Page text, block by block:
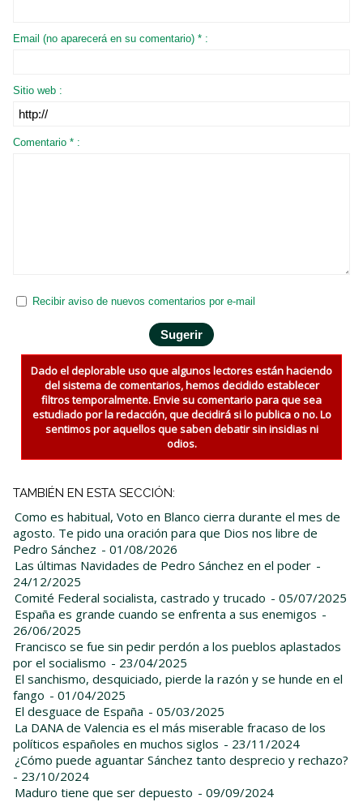
Email (no aparecerá en su comentario) * :
Sitio web :
Comentario * :
Recibir aviso de nuevos comentarios por e-mail
Dado el deplorable uso que algunos lectores están haciendo
del sistema de comentarios, hemos decidido establecer
filtros temporalmente. Envie su comentario para que sea
estudiado por la redacción, que decidirá si lo publica o no. Lo
sentimos por aquellos que saben debatir sin insidias ni
odios.
TAMBIÉN EN ESTA SECCIÓN:
Como es habitual, Voto en Blanco cierra durante el mes de
agosto. Te pido una oración para que Dios nos libre de
Pedro Sánchez - 01/08/2026
Las últimas Navidades de Pedro Sánchez en el poder -
24/12/2025
Comité Federal socialista, castrado y trucado - 05/07/2025
España es grande cuando se enfrenta a sus enemigos -
26/06/2025
Francisco se fue sin pedir perdón a los pueblos aplastados
por el socialismo - 23/04/2025
El sanchismo, desquiciado, pierde la razón y se hunde en el
fango - 01/04/2025
El desguace de España - 05/03/2025
La DANA de Valencia es el más miserable fracaso de los
políticos españoles en muchos siglos - 23/11/2024
¿Cómo puede aguantar Sánchez tanto desprecio y rechazo?
- 23/10/2024
Maduro tiene que ser depuesto - 09/09/2024